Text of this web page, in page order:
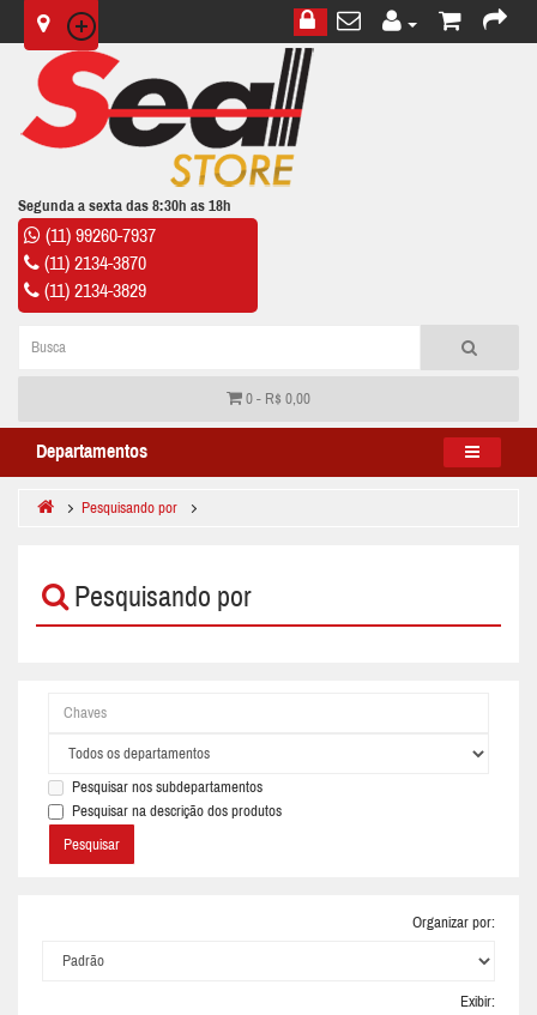
Segunda a sexta das 8:30h as 18h
(11) 99260-7937
(11) 2134-3870
(11) 2134-3829
0 - R$ 0,00
Departamentos
Pesquisando por
Pesquisando por
Pesquisar nos subdepartamentos
Pesquisar na descrição dos produtos
Organizar por:
Exibir: